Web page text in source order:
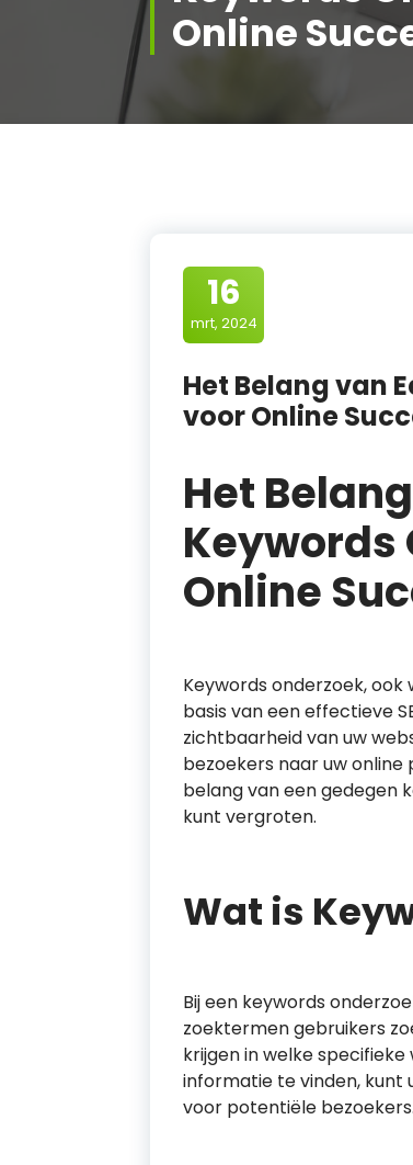
Online
16
mrt, 2024
Het Belang van
voor Online
Het
Keywords
Online
Keywords onderzoek,
basis van een effectieve
zichtbaarheid van uw
bezoekers naar uw
belang van een gedegen
kunt vergroten.
Wat is
Bij een keywords
zoektermen gebruikers
krijgen in welke
informatie te vinden, kunt
voor potentiële bezoekers.